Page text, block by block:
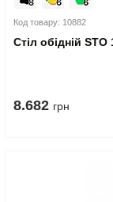
Код товару: 10882
Стіл обідній
8.682 грн